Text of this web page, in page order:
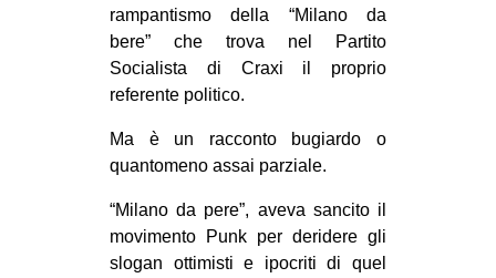
rampantismo della “Milano da
bere” che trova nel Partito
Socialista di Craxi il proprio
referente politico.
Ma è un racconto bugiardo o
quantomeno assai parziale.
“Milano da pere”, aveva sancito il
movimento Punk per deridere gli
slogan ottimisti e ipocriti di quel